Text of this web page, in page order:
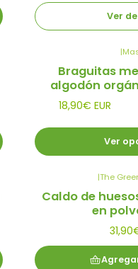
Ver
|
Braguitas
algodón
18,90€ EUR
Ver
|The
Caldo de
en